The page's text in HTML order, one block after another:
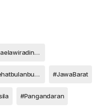
#idanurlaelawiradinata
#jalansehatbulanbungkarno #JawaBarat
#Pangandaran